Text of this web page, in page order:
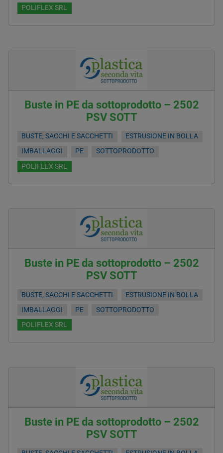
POLIFLEX SRL
Buste in PE da sottoprodotto – 2502
PSV SOTT
BUSTE, SACCHI E SACCHETTI
ESTRUSIONE IN BOLLA
IMBALLAGGI
PE
SOTTOPRODOTTO
POLIFLEX SRL
Buste in PE da sottoprodotto – 2502
PSV SOTT
BUSTE, SACCHI E SACCHETTI
ESTRUSIONE IN BOLLA
IMBALLAGGI
PE
SOTTOPRODOTTO
POLIFLEX SRL
Buste in PE da sottoprodotto – 2502
PSV SOTT